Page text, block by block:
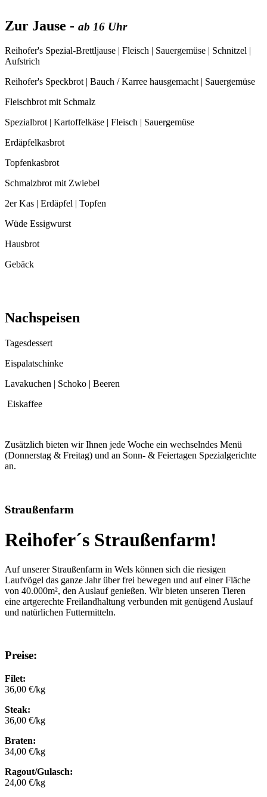
Zur Jause - ab 16 Uhr
Reihofer's Spezial-Brettljause | Fleisch | Sauergemüse | Schnitzel |
Aufstrich
Reihofer's Speckbrot | Bauch / Karree hausgemacht | Sauergemüse
Fleischbrot mit Schmalz
Spezialbrot | Kartoffelkäse | Fleisch | Sauergemüse
Erdäpfelkasbrot
Topfenkasbrot
Schmalzbrot mit Zwiebel
2er Kas | Erdäpfel | Topfen
Wüde Essigwurst
Hausbrot
Gebäck
Nachspeisen
Tagesdessert
Eispalatschinke
Lavakuchen | Schoko | Beeren
Eiskaffee
Zusätzlich bieten wir Ihnen jede Woche ein wechselndes Menü
(Donnerstag & Freitag) und an Sonn- & Feiertagen Spezialgerichte
an.
Straußenfarm
Reihofer´s Straußenfarm!
Auf unserer Straußenfarm in Wels können sich die riesigen
Laufvögel das ganze Jahr über frei bewegen und auf einer Fläche
von 40.000m², den Auslauf genießen. Wir bieten unseren Tieren
eine artgerechte Freilandhaltung verbunden mit genügend Auslauf
und natürlichen Futtermitteln.
Preise:
Filet:
36,00 €/kg
Steak:
36,00 €/kg
Braten:
34,00 €/kg
Ragout/Gulasch:
24,00 €/kg